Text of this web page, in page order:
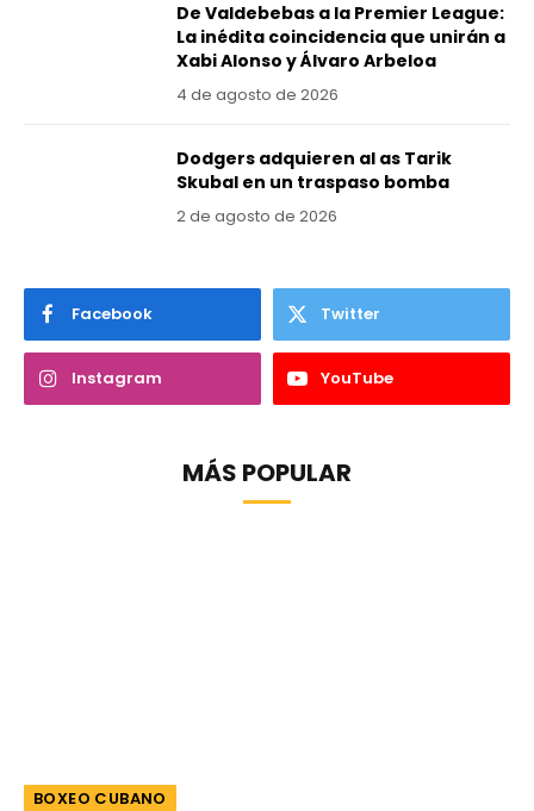
De Valdebebas a la Premier League:
La inédita coincidencia que unirán a
Xabi Alonso y Álvaro Arbeloa
4 de agosto de 2026
Dodgers adquieren al as Tarik
Skubal en un traspaso bomba
2 de agosto de 2026
Facebook Twitter
Instagram YouTube
MÁS POPULAR
BOXEO CUBANO